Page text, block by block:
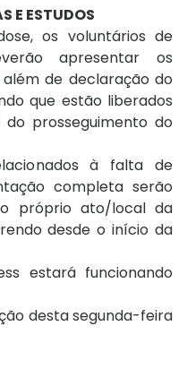
E ESTUDOS
os voluntários de
apresentar os
de declaração do
que estão liberados
prosseguimento do
à falta de
completa serão
próprio ato/local da
desde o início da
estará funcionando
desta segunda-feira